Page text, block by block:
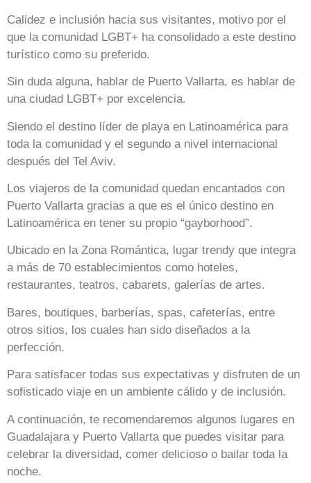
Calidez e inclusión hacia sus visitantes, motivo por el
que la comunidad LGBT+ ha consolidado a este destino
turístico como su preferido.
Sin duda alguna, hablar de Puerto Vallarta, es hablar de
una ciudad LGBT+ por excelencia.
Siendo el destino líder de playa en Latinoamérica para
toda la comunidad y el segundo a nivel internacional
después del Tel Aviv.
Los viajeros de la comunidad quedan encantados con
Puerto Vallarta gracias a que es el único destino en
Latinoamérica en tener su propio “gayborhood”.
Ubicado en la Zona Romántica, lugar trendy que integra
a más de 70 establecimientos como hoteles,
restaurantes, teatros, cabarets, galerías de artes.
Bares, boutiques, barberías, spas, cafeterías, entre
otros sitios, los cuales han sido diseñados a la
perfección.
Para satisfacer todas sus expectativas y disfruten de un
sofisticado viaje en un ambiente cálido y de inclusión.
A continuación, te recomendaremos algunos lugares en
Guadalajara y Puerto Vallarta que puedes visitar para
celebrar la diversidad, comer delicioso o bailar toda la
noche.